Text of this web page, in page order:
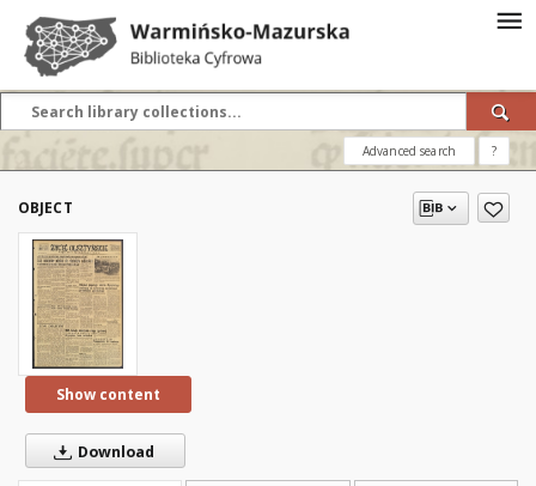
Advanced search ?
OBJECT
Show content
Download